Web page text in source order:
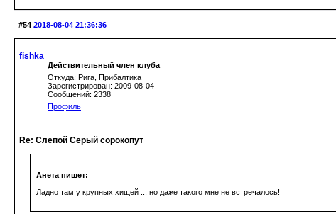
#54 2018-08-04 21:36:36
fishka
Действительный член клуба
Откуда: Рига, Прибалтика
Зарегистрирован: 2009-08-04
Сообщений: 2338
Профиль
Re: Слепой Серый сорокопут
Анета пишет:
Ладно там у крупных хищей ... но даже такого мне не встречалось!